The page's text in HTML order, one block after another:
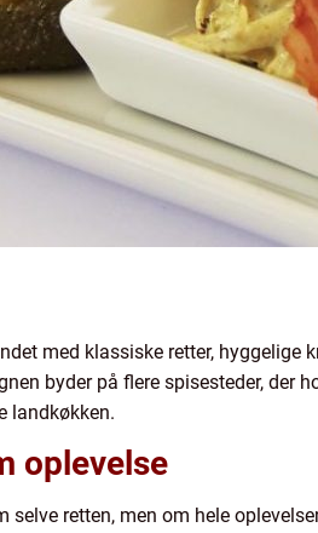
med klassiske retter,
byder på flere spisesteder, der
landkøkken.
oplevelse
selve retten, men om hele